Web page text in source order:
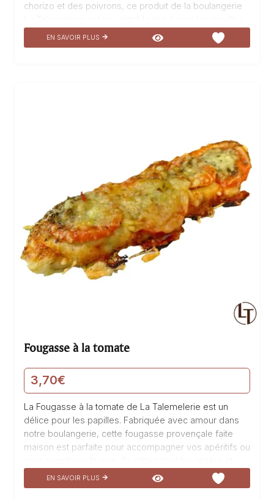
chorizo et des poivrons, ce produit de la boulangerie
Sa forme allongée et sa texture croustillante en font un
en-cas parfait à emporter partout avec soi. Le mariage
EN SAVOIR PLUS
Fougasse à la tomate
3,70€
La Fougasse à la tomate de La Talemelerie est un
délice pour les papilles. Fabriquée avec amour dans
notre boulangerie, cette fougasse provençale faite
maison est parfaite pour accompagner vos apéritifs ou
moelleuse est garnie d’une savoureuse sauce tomate,
de tomates fraîches juteuses et d’un généreux
EN SAVOIR PLUS